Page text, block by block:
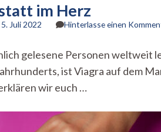
im Herz
5. Juli 2022 Hinterlasse einen
gelesene Personen weltweit
ist Viagra auf dem
wir euch …